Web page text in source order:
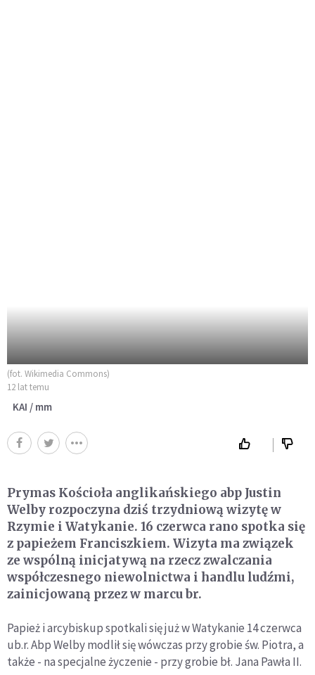
(fot. Wikimedia Commons)
12 lat temu
KAI / mm
Prymas Kościoła anglikańskiego abp Justin
Welby rozpoczyna dziś trzydniową wizytę w
Rzymie i Watykanie. 16 czerwca rano spotka się
z papieżem Franciszkiem. Wizyta ma związek
ze wspólną inicjatywą na rzecz zwalczania
współczesnego niewolnictwa i handlu ludźmi,
zainicjowaną przez w marcu br.
Papież i arcybiskup spotkali się już w Watykanie 14 czerwca
ub.r. Abp Welby modlił się wówczas przy grobie św. Piotra, a
także - na specjalne życzenie - przy grobie bł. Jana Pawła II.